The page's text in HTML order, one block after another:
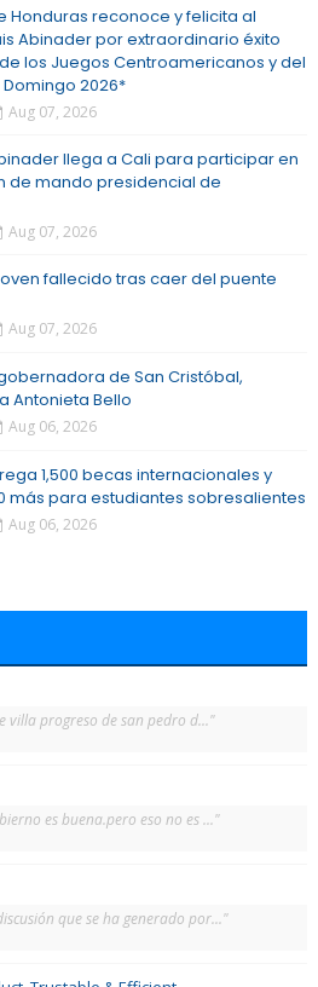
Honduras reconoce y felicita al
Abinader por extraordinario éxito
los Juegos Centroamericanos y del
2026*
Aug 07, 2026
llega a Cali para participar en
de mando presidencial de
Aug 07, 2026
fallecido tras caer del puente
Aug 07, 2026
de San Cristóbal,
Antonieta Bello
Aug 06, 2026
1,500 becas internacionales y
más para estudiantes sobresalientes
Aug 06, 2026
villa progreso de san pedro d..."
es buena.pero eso no es ..."
que se ha generado por..."